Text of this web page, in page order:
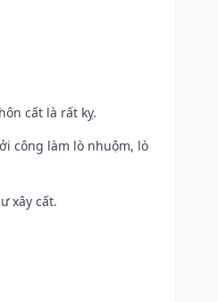
cất là rất kỵ.
công làm lò nhuộm, lò
xây cất.